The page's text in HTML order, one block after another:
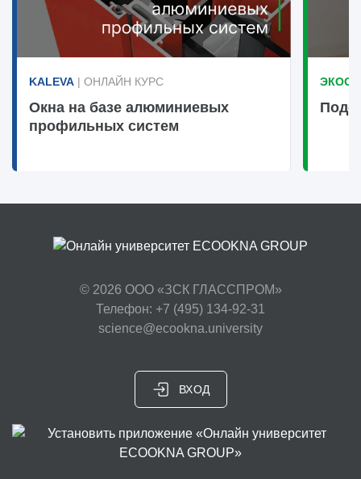
KALEVA | ОНЛАЙН КУРС
Окна на базе алюминиевых
профильных систем
© 2026 ООО «ЗСК ГЛАССПРОМ»
Телефон: +7 (495) 134-92-31
science@ecookna.university
ВХОД